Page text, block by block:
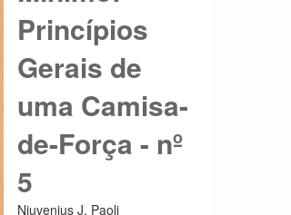
Princípios
Gerais de
uma Camisa-
de-Força - nº
5
Niuvenius J. Paoli